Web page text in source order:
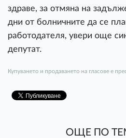
здраве, за отмяна на
дни от болничните да се
работодателя, увери още
депутат.
Купуването и продаването на гласове е
ОЩЕ ПО